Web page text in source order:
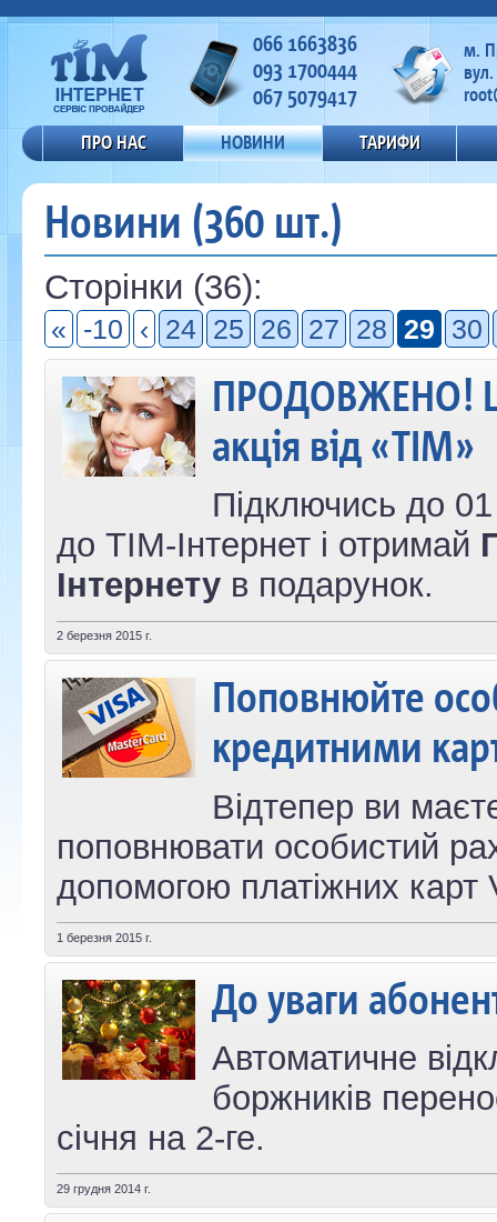
066 1663836
093 1700444
067 5079417
м.
ПРО НАС НОВИНИ ТАРИФИ
Новини (360 шт.)
Сторінки (36):
« -10 ‹ 24 25 26 27 28 29 30
ПРОДОВЖЕНО!
акція від «ТІМ»
Підключись до
до ТІМ-Інтернет і отримай
Інтернету в подарунок.
2 березня 2015 г.
Поповнюйте
кредитними
Відтепер ви
поповнювати особистий
допомогою платіжних
1 березня 2015 г.
До уваги
Автоматичне
боржників
січня на 2-ге.
29 грудня 2014 г.